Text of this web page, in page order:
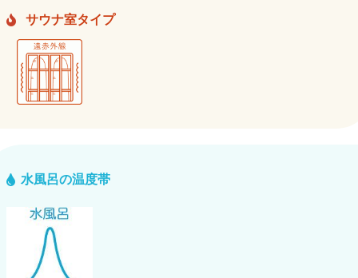
サウナ室タイプ
水風呂の温度帯